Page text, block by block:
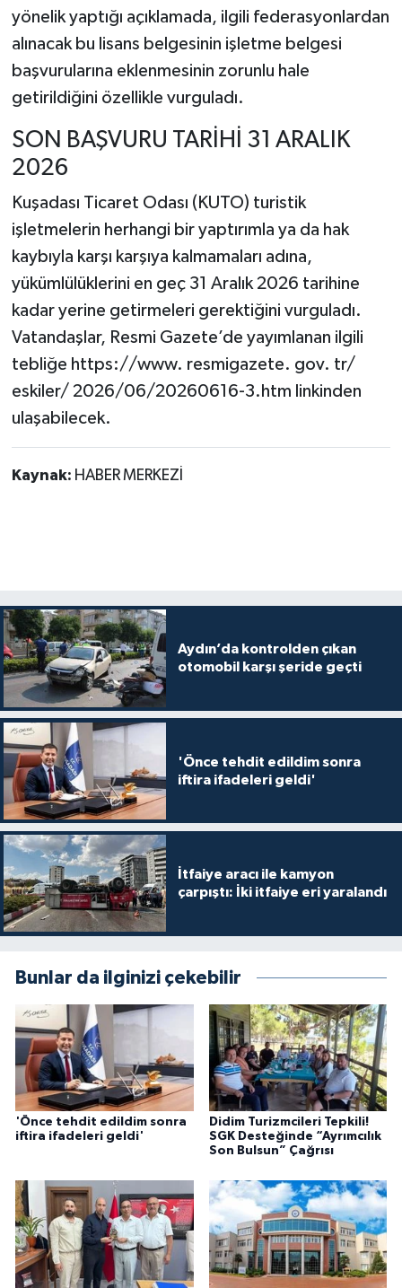
yönelik yaptığı açıklamada, ilgili federasyonlardan
alınacak bu lisans belgesinin işletme belgesi
başvurularına eklenmesinin zorunlu hale
getirildiğini özellikle vurguladı.
​SON BAŞVURU TARİHİ 31 ARALIK
2026
Kuşadası Ticaret Odası (KUTO) turistik
işletmelerin herhangi bir yaptırımla ya da hak
kaybıyla karşı karşıya kalmamaları adına,
yükümlülüklerini en geç 31 Aralık 2026 tarihine
kadar yerine getirmeleri gerektiğini vurguladı.
Vatandaşlar, Resmi Gazete’de yayımlanan ilgili
tebliğe https://www. resmigazete. gov. tr/
eskiler/ 2026/06/20260616-3.htm linkinden
ulaşabilecek.
Kaynak: HABER MERKEZİ
Aydın’da kontrolden çıkan
otomobil karşı şeride geçti
'Önce tehdit edildim sonra
iftira ifadeleri geldi'
İtfaiye aracı ile kamyon
çarpıştı: İki itfaiye eri yaralandı
Bunlar da ilginizi çekebilir
'Önce tehdit edildim sonra
iftira ifadeleri geldi'
Didim Turizmcileri Tepkili!
SGK Desteğinde “Ayrımcılık
Son Bulsun” Çağrısı